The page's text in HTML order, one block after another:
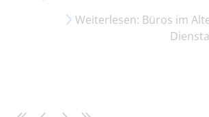
Weiterlesen: Büros im